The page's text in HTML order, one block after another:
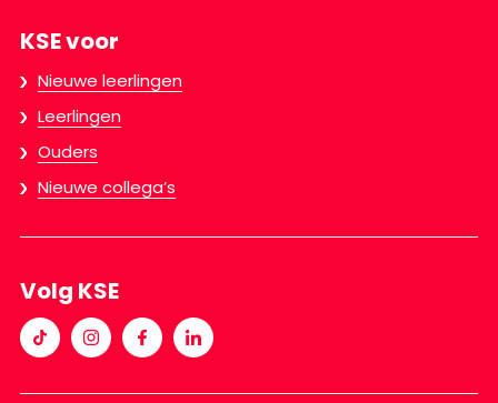
KSE voor
Nieuwe leerlingen
Leerlingen
Ouders
Nieuwe collega’s
Volg KSE